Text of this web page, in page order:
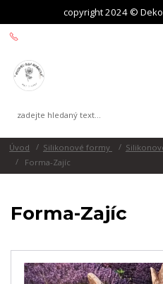
copyright 2024 ©
Úvod Silikonové formy
Forma-Zajíc
Forma-Zajíc